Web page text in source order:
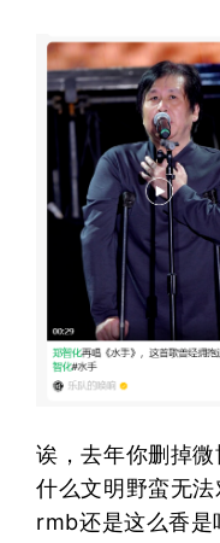
诶，去年你删掉
什么文明野蛮无法
rmb还是这么香是